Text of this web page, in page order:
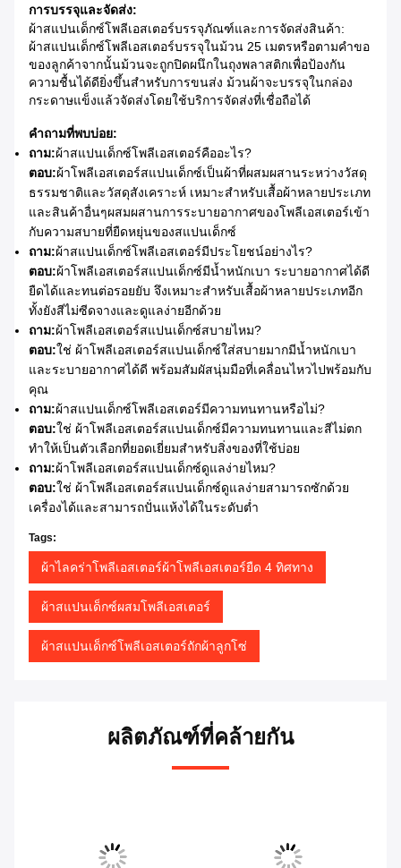
การบรรจุและจัดส่ง:
ผ้าสแปนเด็กซ์โพลีเอสเตอร์บรรจุภัณฑ์และการจัดส่งสินค้า:
ผ้าสแปนเด็กซ์โพลีเอสเตอร์บรรจุในม้วน 25 เมตรหรือตามคำขอ
ของลูกค้าจากนั้นม้วนจะถูกปิดผนึกในถุงพลาสติกเพื่อป้องกัน
ความชื้นได้ดียิ่งขึ้นสำหรับการขนส่ง ม้วนผ้าจะบรรจุในกล่อง
กระดาษแข็งแล้วจัดส่งโดยใช้บริการจัดส่งที่เชื่อถือได้
คำถามที่พบบ่อย:
ถาม:ผ้าสแปนเด็กซ์โพลีเอสเตอร์คืออะไร?
ตอบ:ผ้าโพลีเอสเตอร์สแปนเด็กซ์เป็นผ้าที่ผสมผสานระหว่างวัสดุ
ธรรมชาติและวัสดุสังเคราะห์ เหมาะสำหรับเสื้อผ้าหลายประเภท
และสินค้าอื่นๆผสมผสานการระบายอากาศของโพลีเอสเตอร์เข้า
กับความสบายที่ยืดหยุ่นของสแปนเด็กซ์
ถาม:ผ้าสแปนเด็กซ์โพลีเอสเตอร์มีประโยชน์อย่างไร?
ตอบ:ผ้าโพลีเอสเตอร์สแปนเด็กซ์มีน้ำหนักเบา ระบายอากาศได้ดี
ยืดได้และทนต่อรอยยับ จึงเหมาะสำหรับเสื้อผ้าหลายประเภทอีก
ทั้งยังสีไม่ซีดจางและดูแลง่ายอีกด้วย
ถาม:ผ้าโพลีเอสเตอร์สแปนเด็กซ์สบายไหม?
ตอบ:ใช่ ผ้าโพลีเอสเตอร์สแปนเด็กซ์ใส่สบายมากมีน้ำหนักเบา
และระบายอากาศได้ดี พร้อมสัมผัสนุ่มมือที่เคลื่อนไหวไปพร้อมกับ
คุณ
ถาม:ผ้าสแปนเด็กซ์โพลีเอสเตอร์มีความทนทานหรือไม่?
ตอบ:ใช่ ผ้าโพลีเอสเตอร์สแปนเด็กซ์มีความทนทานและสีไม่ตก
ทำให้เป็นตัวเลือกที่ยอดเยี่ยมสำหรับสิ่งของที่ใช้บ่อย
ถาม:ผ้าโพลีเอสเตอร์สแปนเด็กซ์ดูแลง่ายไหม?
ตอบ:ใช่ ผ้าโพลีเอสเตอร์สแปนเด็กซ์ดูแลง่ายสามารถซักด้วย
เครื่องได้และสามารถปั่นแห้งได้ในระดับต่ำ
Tags:
ผ้าไลคร่าโพลีเอสเตอร์ผ้าโพลีเอสเตอร์ยืด 4 ทิศทาง
ผ้าสแปนเด็กซ์ผสมโพลีเอสเตอร์
ผ้าสแปนเด็กซ์โพลีเอสเตอร์ถักผ้าลูกโซ่
ผลิตภัณฑ์ที่คล้ายกัน